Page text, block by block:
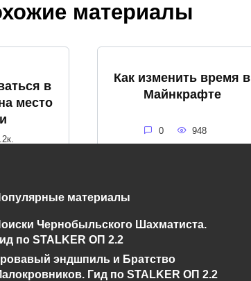
материалы
в
место
Как изменить время в
Майнкрафте
0 948
стекло
стол картогрофа в
0
материалы
Чернобыльского Шахматиста.
по STALKER ОП 2.2
эндшпиль и Братство
Гид по STALKER ОП 2.2